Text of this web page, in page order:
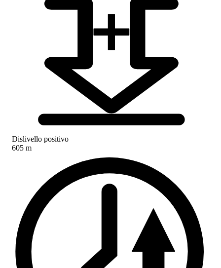
Dislivello positivo
605 m